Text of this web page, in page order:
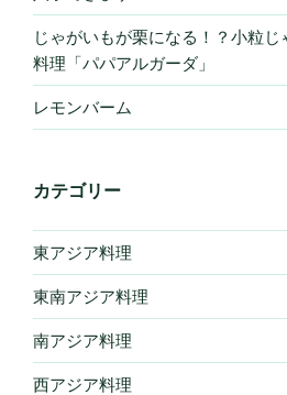
じゃがいもが栗になる！？小粒
料理「パパアルガーダ」
レモンバーム
カテゴリー
東アジア料理
東南アジア料理
南アジア料理
西アジア料理